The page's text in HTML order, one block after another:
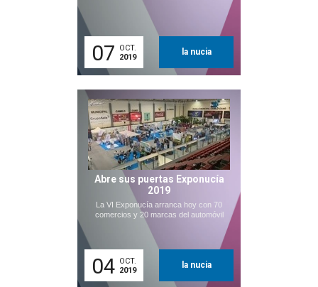
07
OCT.
2019
la nucia
Abre sus puertas Exponucía
2019
La VI Exponucía arranca hoy con 70
comercios y 20 marcas del automóvil
04 OCT.
2019
la nucia